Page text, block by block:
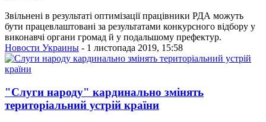
Звільнені в результаті оптимізації працівники РДА можуть
бути працевлаштовані за результатами конкурсного відбору у
виконавчі органи громад й у подальшому префектур.
Новости Украины - 1 листопада 2019, 15:58
"Слуги народу" кардинально змінять
територіальний устрій країни